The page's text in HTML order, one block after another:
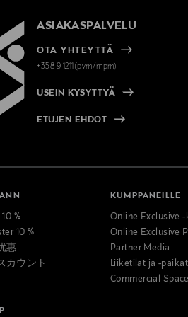
ASIAKASPALVELU
OTA YHTEYTTÄ
+358 9 1211(pvm/mpm)
USEIN KYSYTTYÄ
ETUJEN EHDOT
%
10 %
惠
カウント
KUMPPANEILLE
Online Exclusive
Online Exclusive
Partner Media
Liiketilat ja -paikat
Commercial